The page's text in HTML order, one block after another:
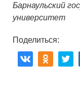
Барнаульский
университет
Поделиться: